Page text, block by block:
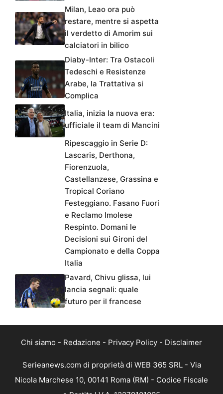
Milan, Leao ora può
restare, mentre si aspetta
il verdetto di Amorim sui
calciatori in bilico
Diaby-Inter: Tra Ostacoli
Tedeschi e Resistenze
Arabe, la Trattativa si
Complica
Italia, inizia la nuova era:
ufficiale il team di Mancini
Ripescaggio in Serie D:
Lascaris, Derthona,
Fiorenzuola,
Castellanzese, Grassina e
Tropical Coriano
Festeggiano. Fasano Fuori
e Reclamo Imolese
Respinto. Domani le
Decisioni sui Gironi del
Campionato e della Coppa
Italia
Pavard, Chivu glissa, lui
lancia segnali: quale
futuro per il francese
Chi siamo - Redazione - Privacy Policy - Disclaimer
Serieanews.com di proprietà di WEB 365 SRL - Via
Nicola Marchese 10, 00141 Roma (RM) - Codice Fiscale